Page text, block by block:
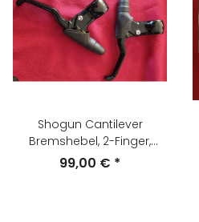
Shogun Cantilever
Bremshebel, 2-Finger,
schwarz, NEU
99,00 € *